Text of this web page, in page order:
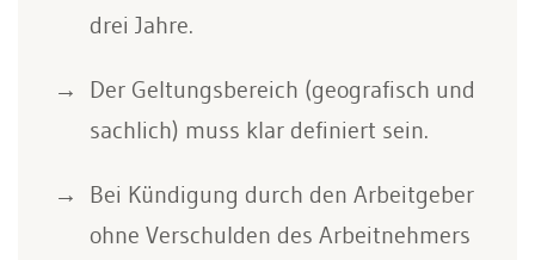
drei Jahre.
Der Geltungsbereich (geografisch und
sachlich) muss klar definiert sein.
Bei Kündigung durch den Arbeitgeber
ohne Verschulden des Arbeitnehmers